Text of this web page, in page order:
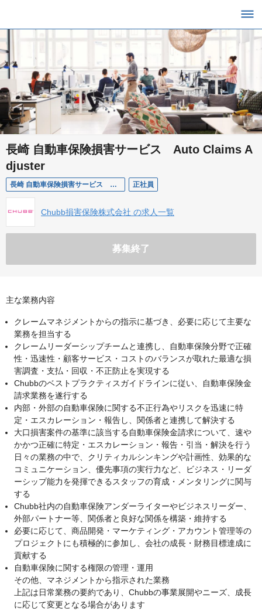
長崎 自動車保険損害サービス Auto Claims A
djuster
長崎 自動車保険損害サービス Auto Claims Adjuster 正社員
Chubb損害保険株式会社 の求人一覧
募集終了
主な業務内容
クレームマネジメントからの指示に基づき、必要に応じて主要な
業務を担当する
クレームリーダーシップチームと連携し、自動車保険分野で正確
性・迅速性・顧客サービス・コストのバランスが取れた最適な損
害調査・支払・回収・不正防止を実現する
Chubbのベストプラクティスガイドラインに従い、自動車保険金
請求業務を遂行する
内部・外部の自動車保険に関する不正行為やリスクを迅速に特
定・エスカレーション・報告し、関係者と連携して解決する
大口損害案件の基準に該当する自動車保険金請求について、速や
かかつ正確に特定・エスカレーション・報告・引当・解決を行う
日々の業務の中で、クリティカルシンキングや計画性、効果的な
コミュニケーション、優先事項の実行力など、ビジネス・リーダ
ーシップ能力を発揮できるスタッフの育成・メンタリングに関与
する
Chubb社内の自動車保険アンダーライターやビジネスリーダー、
外部パートナー等、関係者と良好な関係を構築・維持する
必要に応じて、商品開発・マーケティング・アカウント管理等の
プロジェクトにも積極的に参加し、会社の成長・財務目標達成に
貢献する
自動車保険に関する権限の管理・運用
その他、マネジメントから指示された業務
上記は日常業務の要約であり、Chubbの事業展開やニーズ、成長
に応じて変更となる場合があります